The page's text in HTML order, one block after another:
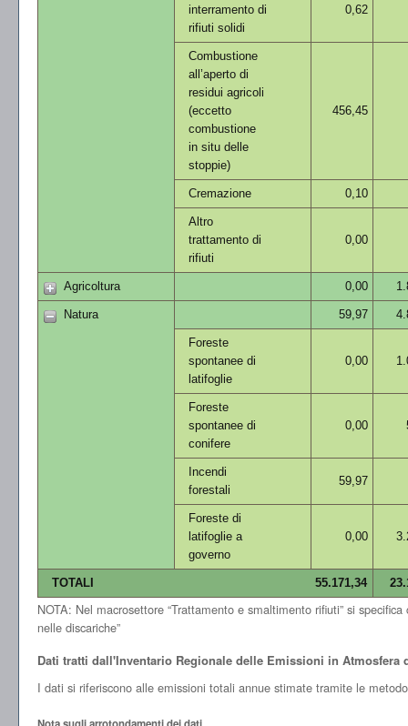
interramento di
rifiuti solidi
0,62
Combustione
all’aperto di
residui agricoli
(eccetto
combustione
in situ delle
stoppie)
456,45
Cremazione 0,10
Altro
trattamento di
rifiuti
0,00
Agricoltura 0,00
Natura 59,97
Foreste
spontanee di
latifoglie
0,00
Foreste
spontanee di
conifere
0,00
Incendi
forestali
59,97
Foreste di
latifoglie a
governo
0,00
TOTALI 55.171,34
NOTA: Nel macrosettore “Trattamento e smaltimento rifiuti” si
nelle discariche”
Dati tratti dall'Inventario Regionale delle Emissioni in Atmosfera
I dati si riferiscono alle emissioni totali annue stimate tramite le